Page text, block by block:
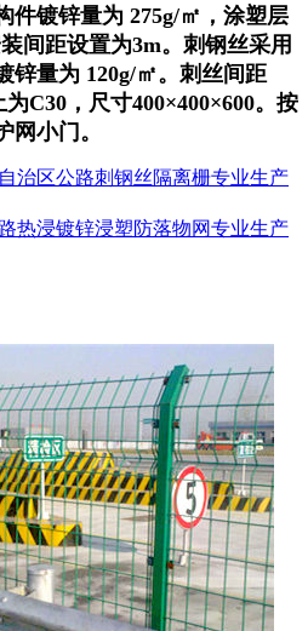
件镀锌量为 275g/㎡，涂塑层
间距设置为3m。刺钢丝采用
锌量为 120g/㎡。刺丝间距
C30，尺寸400×400×600。按
网小门。
治区公路刺钢丝隔离栅专业生产
热浸镀锌浸塑防落物网专业生产